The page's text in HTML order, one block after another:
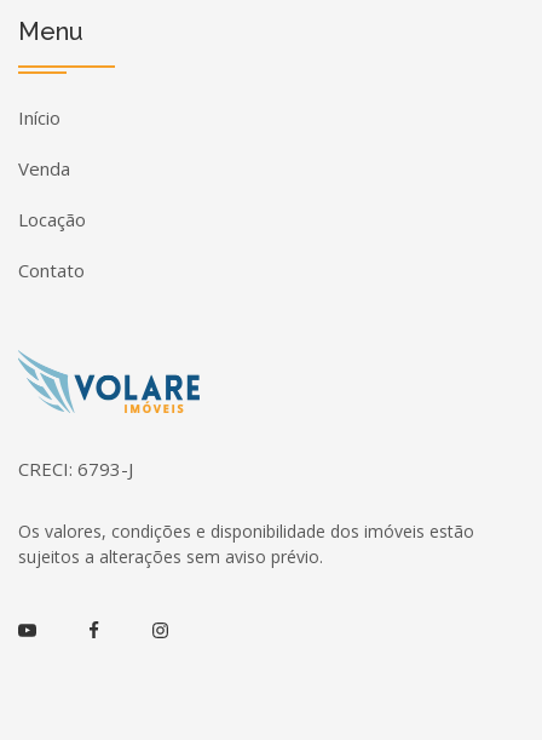
Menu
Início
Venda
Locação
Contato
Página inicial
CRECI: 6793-J
Os valores, condições e disponibilidade dos imóveis estão
sujeitos a alterações sem aviso prévio.
Youtube FacebookInstagram